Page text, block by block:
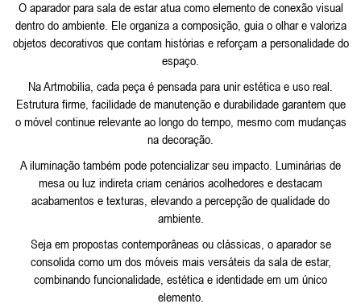
O aparador para sala de estar atua como elemento de conexão visual
dentro do ambiente. Ele organiza a composição, guia o olhar e valoriza
objetos decorativos que contam histórias e reforçam a personalidade do
espaço.
Na Artmobilia, cada peça é pensada para unir estética e uso real.
Estrutura firme, facilidade de manutenção e durabilidade garantem que
o móvel continue relevante ao longo do tempo, mesmo com mudanças
na decoração.
A iluminação também pode potencializar seu impacto. Luminárias de
mesa ou luz indireta criam cenários acolhedores e destacam
acabamentos e texturas, elevando a percepção de qualidade do
ambiente.
Seja em propostas contemporâneas ou clássicas, o aparador se
consolida como um dos móveis mais versáteis da sala de estar,
combinando funcionalidade, estética e identidade em um único
elemento.